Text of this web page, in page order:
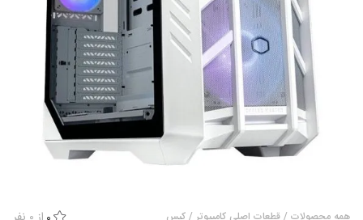
همه محصولات / قطعات اصلی کامپیوتر / کیس